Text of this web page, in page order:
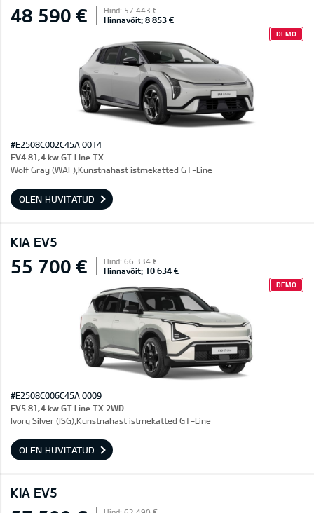
48 590 € Hind: 57 443 €
Hinnavõit: 8 853 €
DEMO
#E2508C002C45A 0014
EV4 81,4 kw GT Line TX
Wolf Gray (WAF),Kunstnahast istmekatted GT-Line
OLEN HUVITATUD
KIA EV5
55 700 € Hind: 66 334 €
Hinnavõit: 10 634 €
DEMO
#E2508C006C45A 0009
EV5 81,4 kw GT Line TX 2WD
Ivory Silver (ISG),Kunstnahast istmekatted GT-Line
OLEN HUVITATUD
KIA EV5